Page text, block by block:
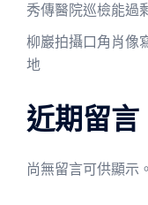
秀傳醫院巡檢能過
柳巖拍攝口角肖像
地
近期留言
尚無留言可供顯示。